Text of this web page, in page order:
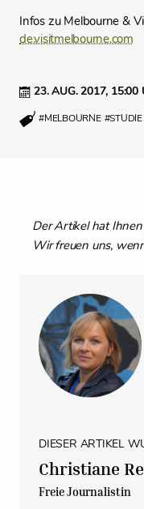
23. AUG. 2017, 15:00
#MELBOURNE #STUDIE
Infos zu Melbourne &
de.visitmelbourne.com
Der Artikel hat
Wir freuen uns,
DIESER ARTIKEL
Christiane
Freie Journalistin